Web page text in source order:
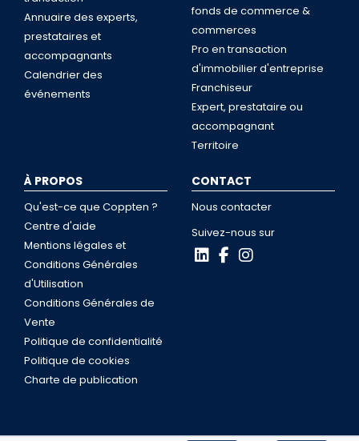
Annuaire des experts,
prestataires et
accompagnants
Calendrier des
événements
fonds de commerce &
commerces
Pro en transaction
d'immobilier d'entreprise
Franchiseur
Expert, prestataire ou
accompagnant
Territoire
À PROPOS
Qu'est-ce que Coppten ?
Centre d'aide
Mentions légales et
Conditions Générales
d'Utilisation
Conditions Générales de
Vente
Politique de confidentialité
Politique de cookies
Charte de publication
CONTACT
Nous contacter
Suivez-nous sur